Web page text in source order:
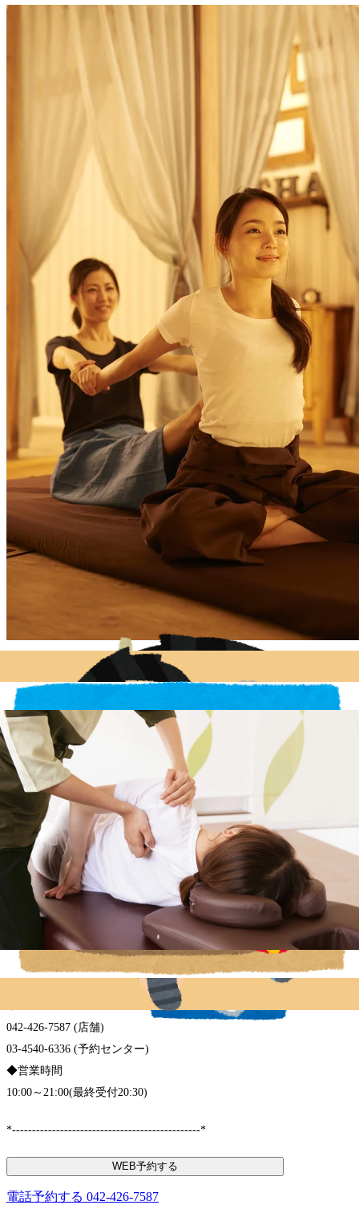
Re.Ra.Kuキテラタウン調布店は元気に皆さんのご来店をお待ちして
おります！
*-----------------------------------------------*
マッサージ・エステファンにオススメ♪
リラク系ボディケア＆肩甲骨ストレッチでキレイと健康を手に入れ
よう！
【Re.Ra.Kuキテラタウン調布店】
東京都調布市菊野台1-33 キテラタウン調布1F
※調布自動車学校の隣です
◆アクセス
☆調布駅より電車で5分☆
京王線「柴崎駅」徒歩4分
京王線「つつじヶ丘駅」徒歩8分
042-426-7587 (店舗)
03-4540-6336 (予約センター)
◆営業時間
10:00～21:00(最終受付20:30)
*-----------------------------------------------*
WEB予約する
電話予約する 042-426-7587